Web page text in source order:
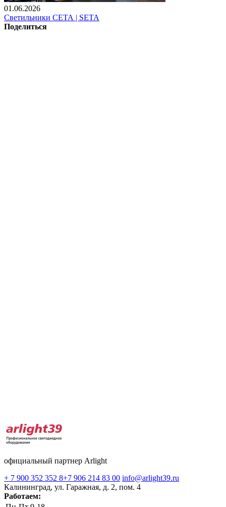
01.06.2026
Светильники СЕТА | SETA
Поделиться
официальный партнер Arlight
+ 7 900 352 352 8+7 906 214 83 00 info@arlight39.ru
Калининград, ул. Гаражная, д. 2, пом. 4
Работаем: